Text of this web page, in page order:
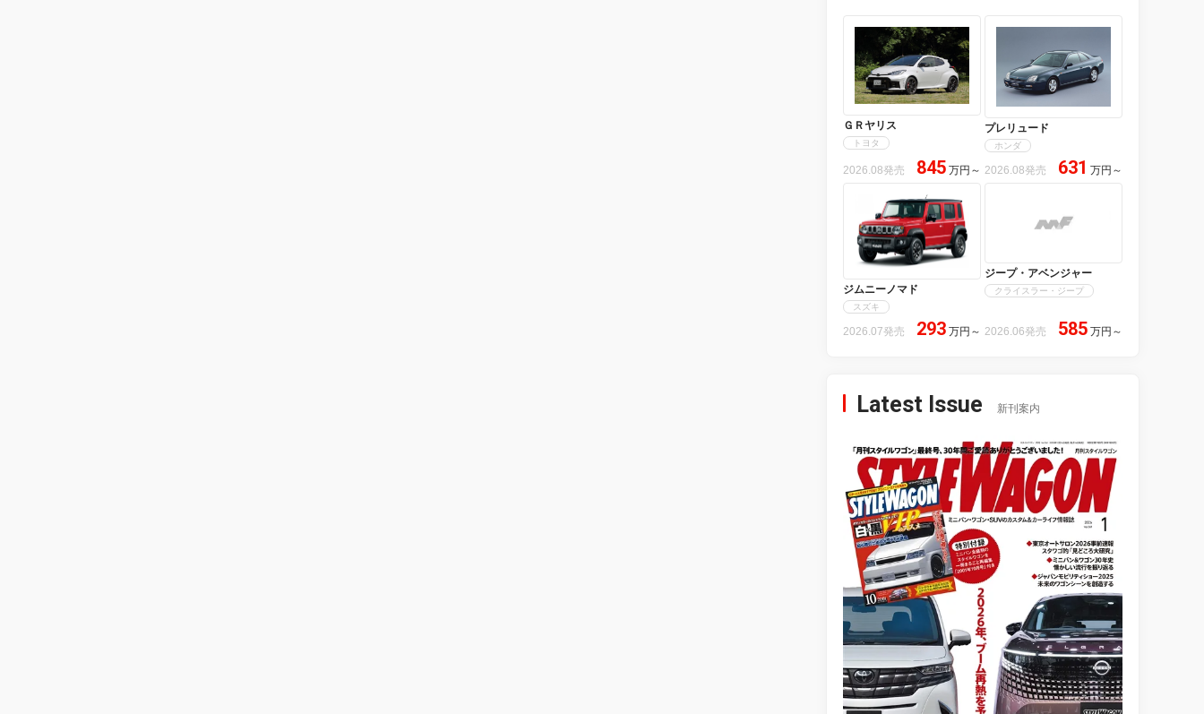
ＧＲヤリス
トヨタ
2026.08発売 845 万円 ～
プレリュード
ホンダ
2026.08発売 631 万円 ～
ジムニーノマド
スズキ
2026.07発売 293 万円 ～
ジープ・アベンジャー
クライスラー・ジープ
2026.06発売 585 万円 ～
Latest Issue 新刊案内